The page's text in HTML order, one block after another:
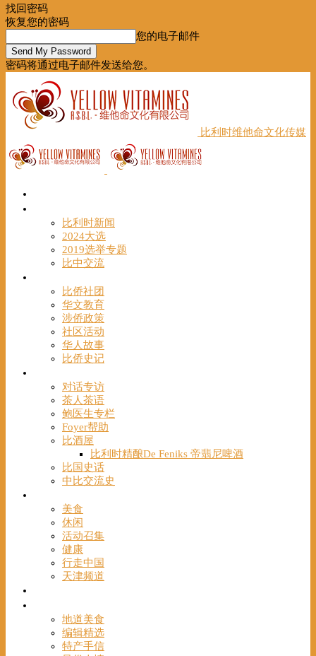
找回密码
恢复您的密码
您的电子邮件
密码将通过电子邮件发送给您。
比利时维他命文化传媒
比利时新闻
2024大选
2019选举专题
比中交流
比侨社团
华文教育
涉侨政策
社区活动
华人故事
比侨史记
对话专访
茶人茶语
鲍医生专栏
Foyer帮助
比酒屋
比利时精酿De Feniks 帝翡尼啤酒
比国史话
中比交流史
美食
休闲
活动召集
健康
行走中国
天津频道
地道美食
编辑精选
特产手信